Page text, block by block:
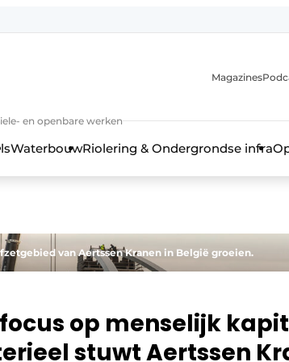
en openbare werken
Magazines
WaterbouwRiolering & Ondergrondse infra
van Aertssen Kranen in België groeien.
op menselijk
stuwt Aertssen